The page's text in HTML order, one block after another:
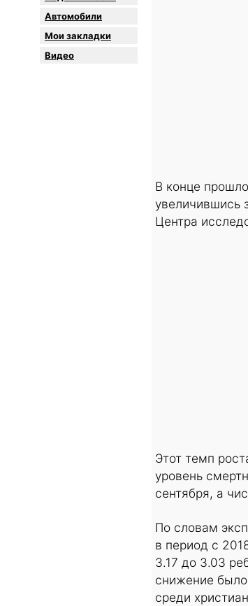
Автомобили
Мои закладки
Видео
В конце
увеличившись
Центра
Этот темп
уровень
сентября, а
По словам
в период с
3.17 до 3.03
снижение
среди